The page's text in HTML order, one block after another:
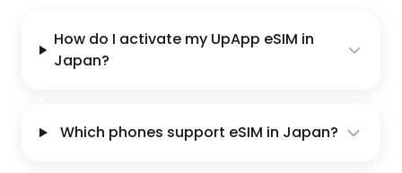
How do I activate my UpApp eSIM in
Japan?
Which phones support eSIM in Japan?